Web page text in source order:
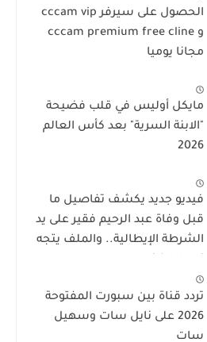
الحصول على سيرفر cccam vip
و cccam premium free cline
مجانا يوميا
مايكل أوليس في قلب فضيحة
"الابنة السرية" بعد كأس العالم
2026
فيديو جديد يكشف تفاصيل ما
قبل وفاة عبد الرحيم فقير على يد
الشرطة الإيطالية.. والملف يتجه
تردد قناة بين سبورت المفتوحة
2026 على نايل سات وسهيل
سات